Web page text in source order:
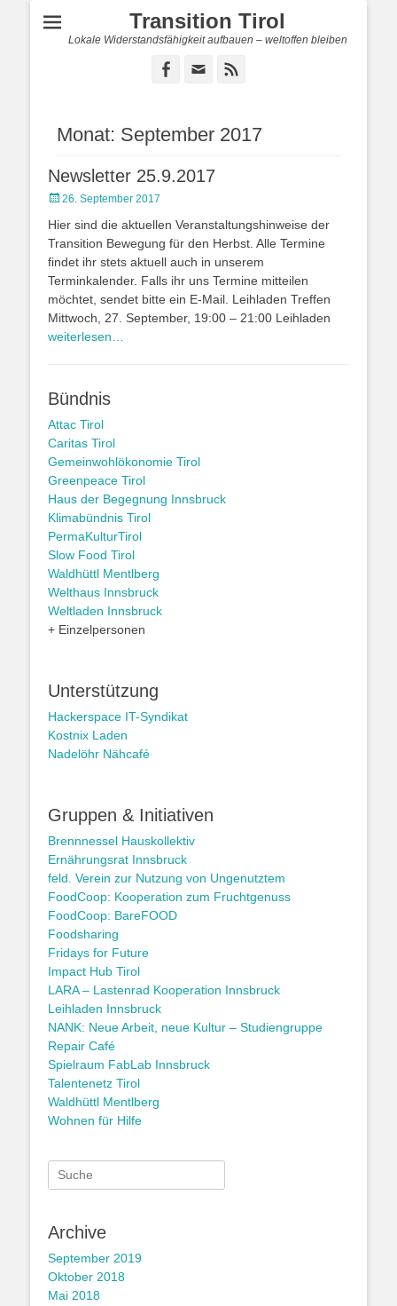
Transition Tirol
Lokale Widerstandsfähigkeit aufbauen – weltoffen bleiben
Facebook
Monat: September 2017
Newsletter 25.9.2017
Posted
26. September 2017
Hier sind die aktuellen Veranstaltungshinweise der
Transition Bewegung für den Herbst. Alle Termine
findet ihr stets aktuell auch in unserem
Terminkalender. Falls ihr uns Termine mitteilen
möchtet, sendet bitte ein E-Mail. Leihladen Treffen
Mittwoch, 27. September, 19:00 – 21:00 Leihladen
weiterlesen…
Bündnis
Attac Tirol
Caritas Tirol
Gemeinwohlökonomie Tirol
Greenpeace Tirol
Haus der Begegnung Innsbruck
Klimabündnis Tirol
PermaKulturTirol
Slow Food Tirol
Waldhüttl Mentlberg
Welthaus Innsbruck
Weltladen Innsbruck
+ Einzelpersonen
Unterstützung
Hackerspace IT-Syndikat
Kostnix Laden
Nadelöhr Nähcafé
Gruppen & Initiativen
Brennnessel Hauskollektiv
Ernährungsrat Innsbruck
feld. Verein zur Nutzung von Ungenutztem
FoodCoop: Kooperation zum Fruchtgenuss
FoodCoop: BareFOOD
Foodsharing
Fridays for Future
Impact Hub Tirol
LARA – Lastenrad Kooperation Innsbruck
Leihladen Innsbruck
NANK: Neue Arbeit, neue Kultur – Studiengruppe
Repair Café
Spielraum FabLab Innsbruck
Talentenetz Tirol
Waldhüttl Mentlberg
Wohnen für Hilfe
Suche
nach:
Archive
September 2019
Oktober 2018
Mai 2018